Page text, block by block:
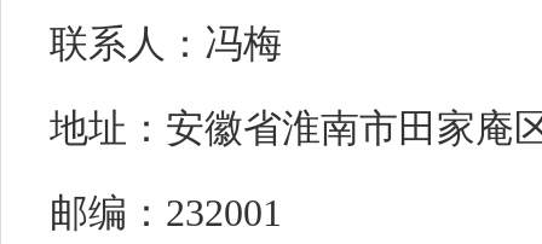
联系人：冯梅
地址：安徽省淮南市田家庵
邮编：232001